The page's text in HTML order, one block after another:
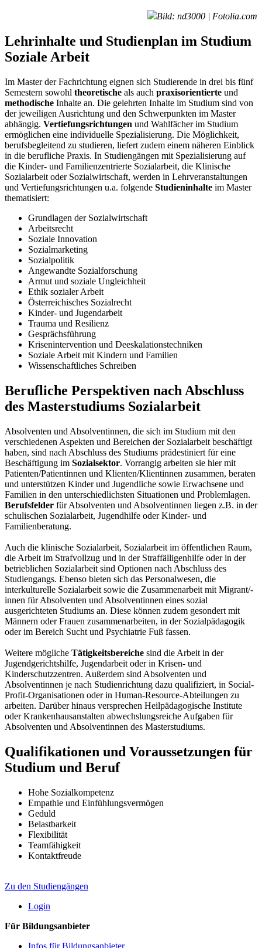
Bild: nd3000 | Fotolia.com
Lehrinhalte und Studienplan im Studium
Soziale Arbeit
Im Master der Fachrichtung eignen sich Studierende in drei bis fünf
Semestern sowohl theoretische als auch praxisorientierte und
methodische Inhalte an. Die gelehrten Inhalte im Studium sind von
der jeweiligen Ausrichtung und den Schwerpunkten im Master
abhängig. Vertiefungsrichtungen und Wahlfächer im Studium
ermöglichen eine individuelle Spezialisierung. Die Möglichkeit,
berufsbegleitend zu studieren, liefert zudem einem näheren Einblick
in die berufliche Praxis. In Studiengängen mit Spezialisierung auf
die Kinder- und Familienzentrierte Sozialarbeit, die Klinische
Sozialarbeit oder Sozialwirtschaft, werden in Lehrveranstaltungen
und Vertiefungsrichtungen u.a. folgende Studieninhalte im Master
thematisiert:
Grundlagen der Sozialwirtschaft
Arbeitsrecht
Soziale Innovation
Sozialmarketing
Sozialpolitik
Angewandte Sozialforschung
Armut und soziale Ungleichheit
Ethik sozialer Arbeit
Österreichisches Sozialrecht
Kinder- und Jugendarbeit
Trauma und Resilienz
Gesprächsführung
Krisenintervention und Deeskalationstechniken
Soziale Arbeit mit Kindern und Familien
Wissenschaftliches Schreiben
Berufliche Perspektiven nach Abschluss
des Masterstudiums Sozialarbeit
Absolventen und Absolventinnen, die sich im Studium mit den
verschiedenen Aspekten und Bereichen der Sozialarbeit beschäftigt
haben, sind nach Abschluss des Studiums prädestiniert für eine
Beschäftigung im Sozialsektor. Vorrangig arbeiten sie hier mit
Patienten/Patientinnen und Klienten/Klientinnen zusammen, beraten
und unterstützen Kinder und Jugendliche sowie Erwachsene und
Familien in den unterschiedlichsten Situationen und Problemlagen.
Berufsfelder für Absolventen und Absolventinnen liegen z.B. in der
schulischen Sozialarbeit, Jugendhilfe oder Kinder- und
Familienberatung.
Auch die klinische Sozialarbeit, Sozialarbeit im öffentlichen Raum,
die Arbeit im Strafvollzug und in der Straffälligenhilfe oder in der
betrieblichen Sozialarbeit sind Optionen nach Abschluss des
Studiengangs. Ebenso bieten sich das Personalwesen, die
interkulturelle Sozialarbeit sowie die Zusammenarbeit mit Migrant/-
innen für Absolventen und Absolventinnen eines sozial
ausgerichteten Studiums an. Diese können zudem gesondert mit
Männern oder Frauen zusammenarbeiten, in der Sozialpädagogik
oder im Bereich Sucht und Psychiatrie Fuß fassen.
Weitere mögliche Tätigkeitsbereiche sind die Arbeit in der
Jugendgerichtshilfe, Jugendarbeit oder in Krisen- und
Kinderschutzzentren. Außerdem sind Absolventen und
Absolventinnen je nach Studienrichtung dazu qualifiziert, in Social-
Profit-Organisationen oder in Human-Resource-Abteilungen zu
arbeiten. Darüber hinaus versprechen Heilpädagogische Institute
oder Krankenhausanstalten abwechslungsreiche Aufgaben für
Absolventen und Absolventinnen des Masterstudiums.
Qualifikationen und Voraussetzungen für
Studium und Beruf
Hohe Sozialkompetenz
Empathie und Einfühlungsvermögen
Geduld
Belastbarkeit
Flexibilität
Teamfähigkeit
Kontaktfreude
Zu den Studiengängen
Login
Für Bildungsanbieter
Infos für Bildungsanbieter